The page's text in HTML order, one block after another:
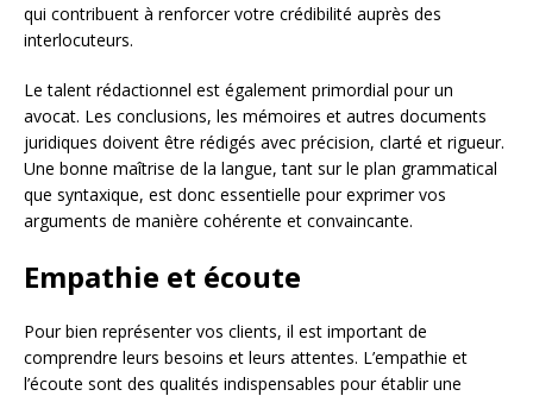
qui contribuent à renforcer votre crédibilité auprès des
interlocuteurs.
Le talent rédactionnel est également primordial pour un
avocat. Les conclusions, les mémoires et autres documents
juridiques doivent être rédigés avec précision, clarté et rigueur.
Une bonne maîtrise de la langue, tant sur le plan grammatical
que syntaxique, est donc essentielle pour exprimer vos
arguments de manière cohérente et convaincante.
Empathie et écoute
Pour bien représenter vos clients, il est important de
comprendre leurs besoins et leurs attentes. L’empathie et
l’écoute sont des qualités indispensables pour établir une